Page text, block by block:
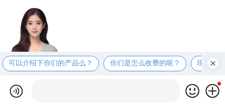
可以介绍下你们的产品么？ 你们是怎么收费的呢？ 现在有